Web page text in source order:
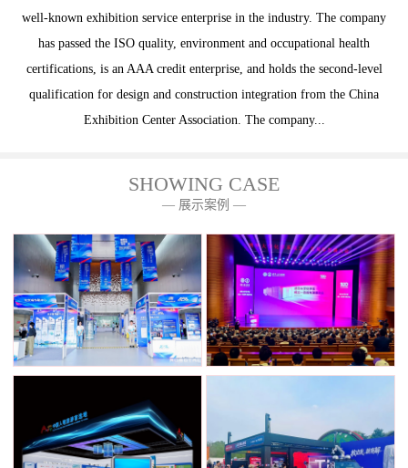
well-known exhibition service enterprise in the industry. The company
has passed the ISO quality, environment and occupational health
certifications, is an AAA credit enterprise, and holds the second-level
qualification for design and construction integration from the China
Exhibition Center Association. The company...
SHOWING CASE
— 展示案例 —